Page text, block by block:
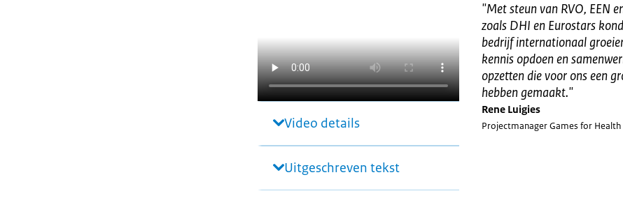
Video details
Uitgeschreven tekst
"Met steun van RVO, EEN
zoals DHI en Eurostars
bedrijf internationaal
kennis opdoen en
opzetten die voor ons een
hebben gemaakt."
Rene Luigies
Projectmanager Games for Health